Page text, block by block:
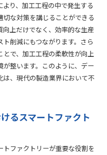
り、加工工程の中で発生する
な対策を講じることができる
上だけでなく、効率的な生産
削減にもつながります。さら
で、加工工程の柔軟性が向上
整います。このように、デー
、現代の製造業界において不
るスマートファクト
ファクトリーが重要な役割を